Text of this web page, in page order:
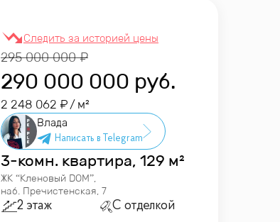
295 000 000
290 000 000 руб.
2 248 062 / м²
Влада
3-комн. квартира, 129 м²
ЖК “Кленовый DOM”,
наб. Пречистенская, 7
2 этаж С отделкой